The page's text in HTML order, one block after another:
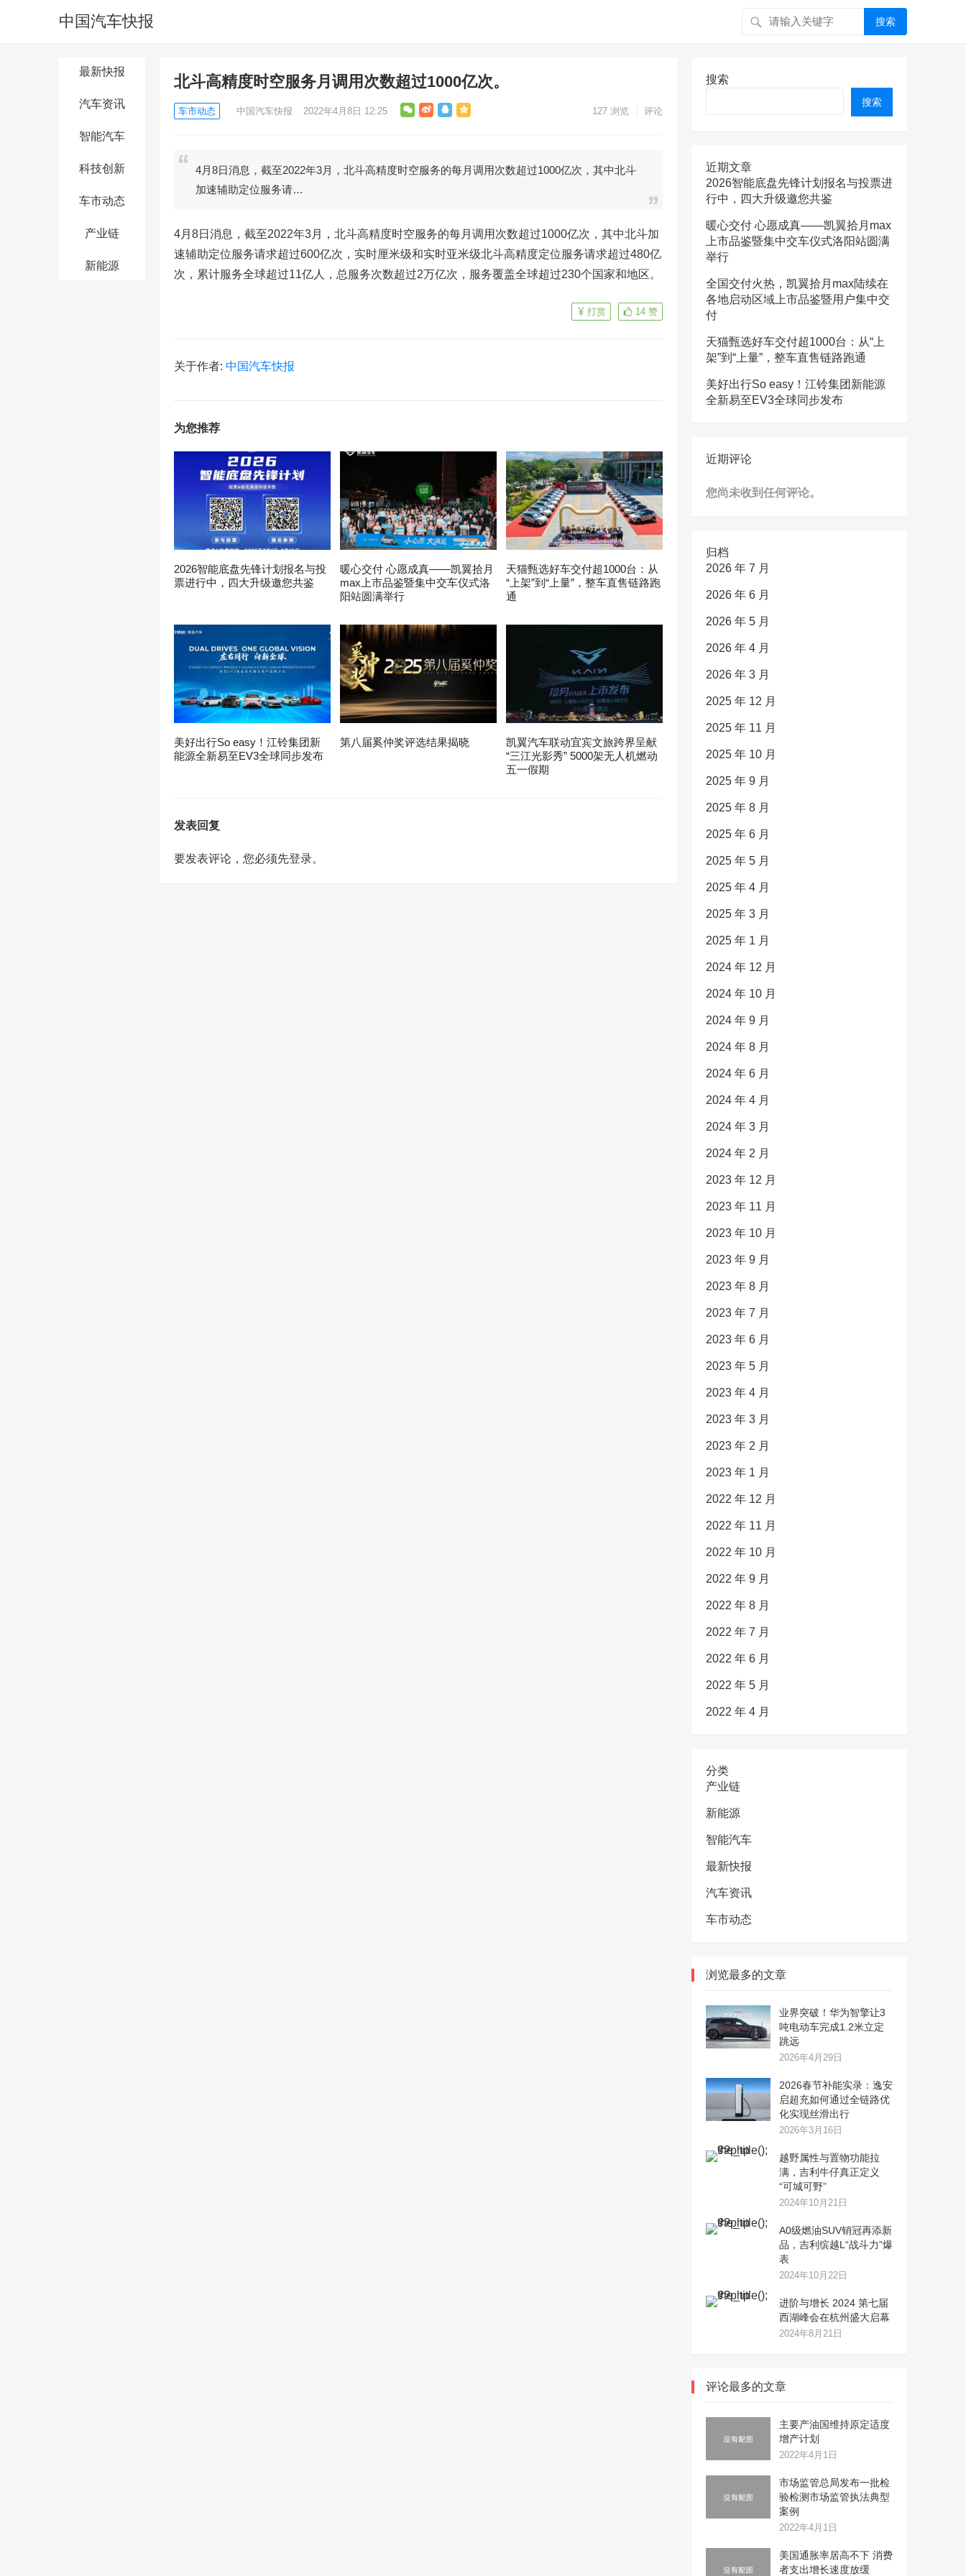
中国汽车快报 搜索
最新快报
汽车资讯
智能汽车
科技创新
车市动态
产业链
新能源
北斗高精度时空服务月调用次数超过1000亿次。
车市动态 中国汽车快报 2022年4月8日 12:25 127 浏览 评论
4月8日消息，截至2022年3月，北斗高精度时空服务的每月调用次数超过1000亿次，其中北斗
加速辅助定位服务请…
4月8日消息，截至2022年3月，北斗高精度时空服务的每月调用次数超过1000亿次，其中北斗加
速辅助定位服务请求超过600亿次，实时厘米级和实时亚米级北斗高精度定位服务请求超过480亿
次，累计服务全球超过11亿人，总服务次数超过2万亿次，服务覆盖全球超过230个国家和地区。
14 赞
打赏
关于作者: 中国汽车快报
为您推荐
2026智能底盘先锋计划报名与投
票进行中，四大升级邀您共鉴
暖心交付 心愿成真——凯翼拾月
max上市品鉴暨集中交车仪式洛
阳站圆满举行
天猫甄选好车交付超1000台：从
“上架”到“上量”，整车直售链路跑
通
美好出行So easy！江铃集团新
能源全新易至EV3全球同步发布
第八届奚仲奖评选结果揭晓
凯翼汽车联动宜宾文旅跨界呈献
“三江光影秀” 5000架无人机燃动
五一假期
发表回复
要发表评论，您必须先登录。
搜索
搜索
近期文章
2026智能底盘先锋计划报名与投票进
行中，四大升级邀您共鉴
暖心交付 心愿成真——凯翼拾月max
上市品鉴暨集中交车仪式洛阳站圆满
举行
全国交付火热，凯翼拾月max陆续在
各地启动区域上市品鉴暨用户集中交
付
天猫甄选好车交付超1000台：从“上
架”到“上量”，整车直售链路跑通
美好出行So easy！江铃集团新能源
全新易至EV3全球同步发布
近期评论
您尚未收到任何评论。
归档
2026 年 7 月
2026 年 6 月
2026 年 5 月
2026 年 4 月
2026 年 3 月
2025 年 12 月
2025 年 11 月
2025 年 10 月
2025 年 9 月
2025 年 8 月
2025 年 6 月
2025 年 5 月
2025 年 4 月
2025 年 3 月
2025 年 1 月
2024 年 12 月
2024 年 10 月
2024 年 9 月
2024 年 8 月
2024 年 6 月
2024 年 4 月
2024 年 3 月
2024 年 2 月
2023 年 12 月
2023 年 11 月
2023 年 10 月
2023 年 9 月
2023 年 8 月
2023 年 7 月
2023 年 6 月
2023 年 5 月
2023 年 4 月
2023 年 3 月
2023 年 2 月
2023 年 1 月
2022 年 12 月
2022 年 11 月
2022 年 10 月
2022 年 9 月
2022 年 8 月
2022 年 7 月
2022 年 6 月
2022 年 5 月
2022 年 4 月
分类
产业链
新能源
智能汽车
最新快报
汽车资讯
车市动态
浏览最多的文章
业界突破！华为智擎让3
吨电动车完成1.2米立定
跳远
2026年4月29日
2026春节补能实录：逸安
启超充如何通过全链路优
化实现丝滑出行
2026年3月16日
越野属性与置物功能拉
满，吉利牛仔真正定义
“可城可野”
2024年10月21日
A0级燃油SUV销冠再添新
品，吉利缤越L“战斗力”爆
表
2024年10月22日
进阶与增长 2024 第七届
西湖峰会在杭州盛大启幕
2024年8月21日
评论最多的文章
主要产油国维持原定适度
增产计划
2022年4月1日
市场监管总局发布一批检
验检测市场监管执法典型
案例
2022年4月1日
美国通胀率居高不下 消费
者支出增长速度放缓